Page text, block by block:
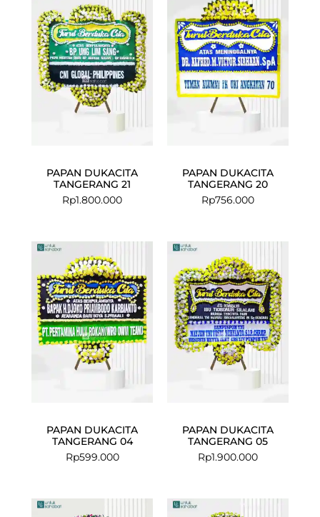
PAPAN DUKACITA
TANGERANG 21
Rp1.800.000
PAPAN DUKACITA
TANGERANG 20
Rp756.000
PAPAN DUKACITA
TANGERANG 04
Rp599.000
PAPAN DUKACITA
TANGERANG 05
Rp1.900.000